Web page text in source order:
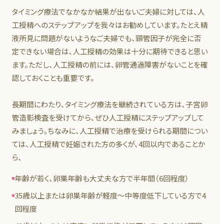
タイミング療法でなかなか結果が出ないご夫婦に対しては、人
工授精へのステップアップを我々はお勧めしています。たとえ精
液所見に問題がないようなご夫婦でも、頸管因子が完全に否
定できない場合は、人工授精の効果は十分に期待できると思い
ます。ただし、人工授精の前には、卵管通過障害がないことを確
認しておくことも重要です。
長期間にわたり、タイミング療法を継続されている方は、子宮卵
管造影検査を受けてから、ぜひ人工授精にステップアップして
みましょう。ちなみに、人工授精で治療を受けられる期間につい
ては、人工授精で妊娠された方の多くが、4回以内であることか
ら、
年齢が若く、卵巣年齢も大丈夫な方で半年間（6回程度）
35歳以上または卵巣年齢が軽度～中等度低下している方で4
回程度